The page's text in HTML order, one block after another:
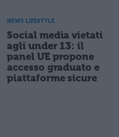
NEWS LIFESTYLE
Social media vietati
agli under 13: il
panel UE propone
accesso graduato e
piattaforme sicure